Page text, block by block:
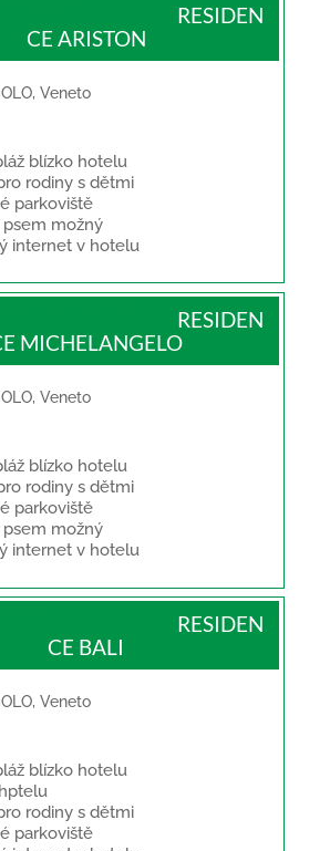
RESIDEN
CE ARISTON
, Veneto
RESIDEN
MICHELANGELO
, Veneto
RESIDEN
CE BALI
, Veneto